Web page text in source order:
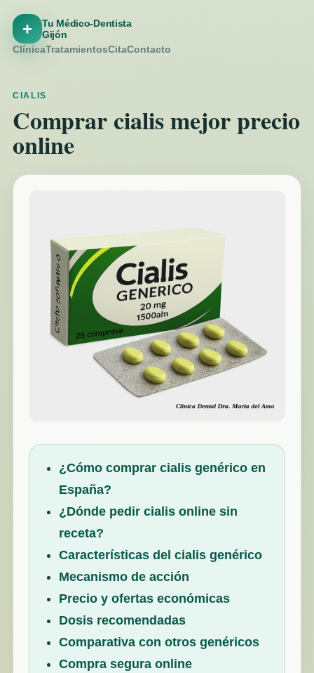
+
Tu Médico-Dentista
Gijón
ClínicaTratamientosCitaContacto
CIALIS
Comprar cialis mejor precio
online
¿Cómo comprar cialis genérico en
España?
¿Dónde pedir cialis online sin
receta?
Características del cialis genérico
Mecanismo de acción
Precio y ofertas económicas
Dosis recomendadas
Comparativa con otros genéricos
Compra segura online